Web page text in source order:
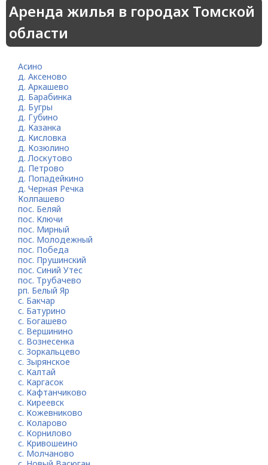
Аренда жилья в городах Томской
области
Асино
д. Аксеново
д. Аркашево
д. Барабинка
д. Бугры
д. Губино
д. Казанка
д. Кисловка
д. Козюлино
д. Лоскутово
д. Петрово
д. Попадейкино
д. Черная Речка
Колпашево
пос. Беляй
пос. Ключи
пос. Мирный
пос. Молодежный
пос. Победа
пос. Прушинский
пос. Синий Утес
пос. Трубачево
рп. Белый Яр
с. Бакчар
с. Батурино
с. Богашево
с. Вершинино
с. Вознесенка
с. Зоркальцево
с. Зырянское
с. Калтай
с. Каргасок
с. Кафтанчиково
с. Киреевск
с. Кожевниково
с. Коларово
с. Корнилово
с. Кривошеино
с. Молчаново